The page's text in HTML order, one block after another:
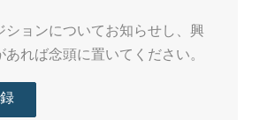
ションについてお知らせし、興
あれば念頭に置いてください。